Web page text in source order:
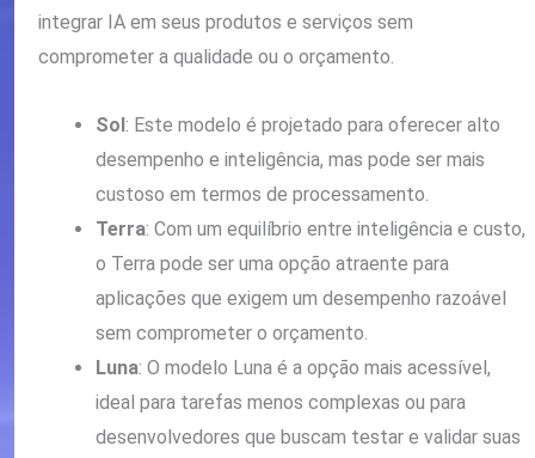
integrar IA em seus produtos e serviços sem
comprometer a qualidade ou o orçamento.
Sol: Este modelo é projetado para oferecer alto
desempenho e inteligência, mas pode ser mais
custoso em termos de processamento.
Terra: Com um equilíbrio entre inteligência e custo,
o Terra pode ser uma opção atraente para
aplicações que exigem um desempenho razoável
sem comprometer o orçamento.
Luna: O modelo Luna é a opção mais acessível,
ideal para tarefas menos complexas ou para
desenvolvedores que buscam testar e validar suas